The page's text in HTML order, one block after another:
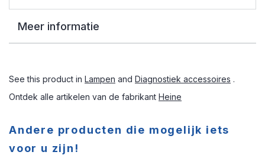
Meer informatie
See this product in Lampen and Diagnostiek accessoires .
Ontdek alle artikelen van de fabrikant Heine
Andere producten die mogelijk iets
voor u zijn!